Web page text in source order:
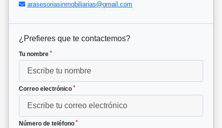
arasesoriasinmobiliarias@gmail.com
¿Prefieres que te contactemos?
Tu nombre *
Correo electrónico *
Número de teléfono *